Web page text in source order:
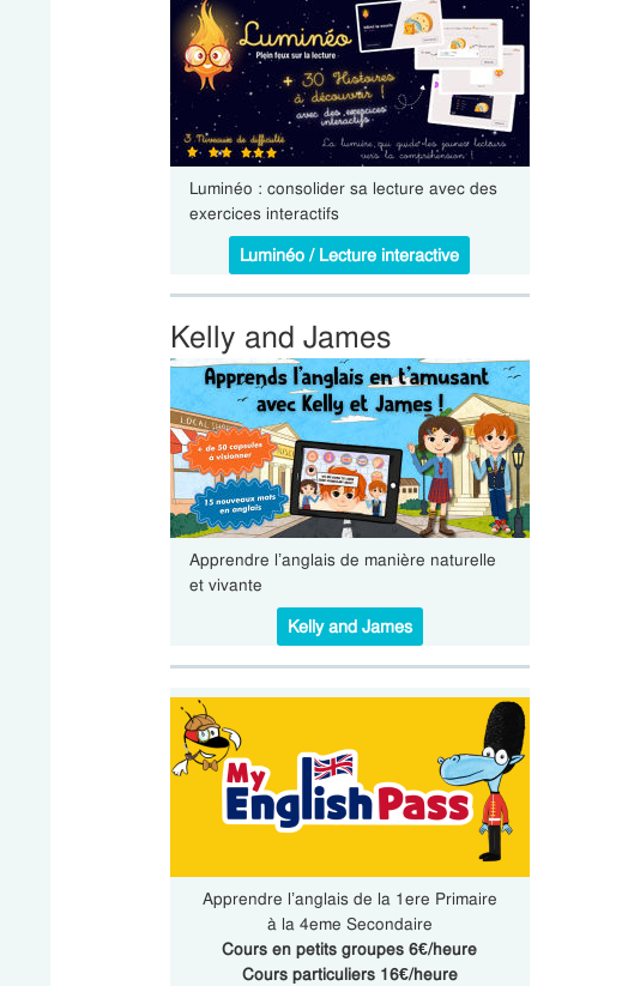
Luminéo : consolider sa lecture avec des
exercices interactifs
Luminéo / Lecture interactive
Kelly and James
Apprendre l’anglais de manière naturelle
et vivante
Kelly and James
Apprendre l’anglais de la 1ere Primaire
à la 4eme Secondaire
Cours en petits groupes 6€/heure
Cours particuliers 16€/heure